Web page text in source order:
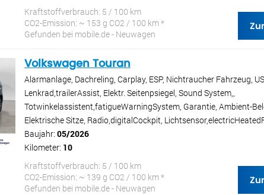
Kraftstoffverbrauch: 5 / 100 km
CO2-Emission: ~ 153 g CO2 / 100 km *
Gefunden bei mobile.de - Neuwagen
Volkswagen Touran
Alarmanlage, Dachreling, Carplay, ESP, Nichtraucher Fahrzeug,
Lenkrad,trailerAssist, Elektr. Seitenpsiegel, Sound System,,
Totwinkelassistent,fatigueWarningSystem, Garantie, Ambient-
Elektrische Sitze, Radio,digitalCockpit,
Baujahr: 05/2026
Kilometer: 10
Kraftstoffverbrauch: 5 / 100 km
CO2-Emission: ~ 139 g CO2 / 100 km *
Gefunden bei mobile.de - Neuwagen